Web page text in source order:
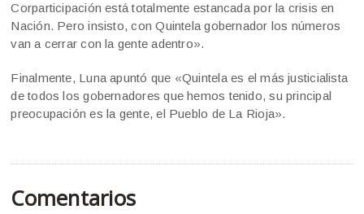
Corparticipación está totalmente estancada por la crisis en
Nación. Pero insisto, con Quintela gobernador los números
van a cerrar con la gente adentro».
Finalmente, Luna apuntó que «Quintela es el más justicialista
de todos los gobernadores que hemos tenido, su principal
preocupación es la gente, el Pueblo de La Rioja».
Comentarios